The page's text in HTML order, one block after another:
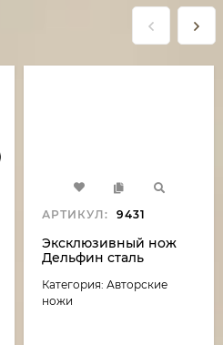
АРТИКУЛ: 9431
Эксклюзивный нож
Дельфин сталь
(никелирование),
рукоять резная,
Категория: Авторские
ножи